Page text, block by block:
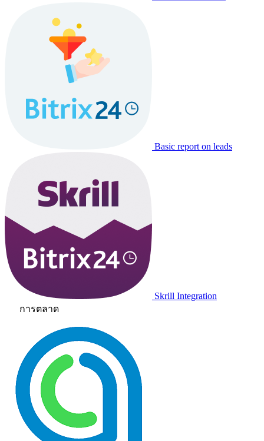
Basic report on leads
Skrill Integration
การตลาด